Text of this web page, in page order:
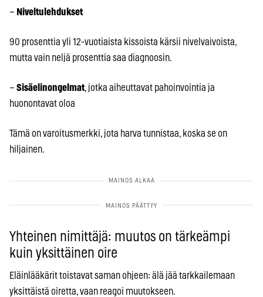
– Niveltulehdukset
90 prosenttia yli 12-vuotiaista kissoista kärsii nivelvaivoista,
mutta vain neljä prosenttia saa diagnoosin.
– Sisäelinongelmat, jotka aiheuttavat pahoinvointia ja
huonontavat oloa
Tämä on varoitusmerkki, jota harva tunnistaa, koska se on
hiljainen.
Yhteinen nimittäjä: muutos on tärkeämpi
kuin yksittäinen oire
Eläinlääkärit toistavat saman ohjeen: älä jää tarkkailemaan
yksittäistä oiretta, vaan reagoi muutokseen.